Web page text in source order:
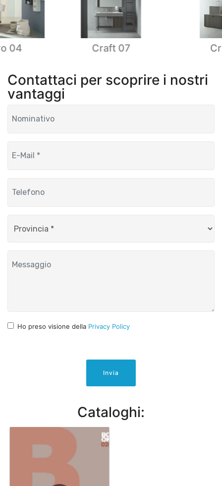
04 Craft 07
Contattaci per scoprire i nostri
vantaggi
Ho preso visione della Privacy Policy
Invia
Cataloghi: